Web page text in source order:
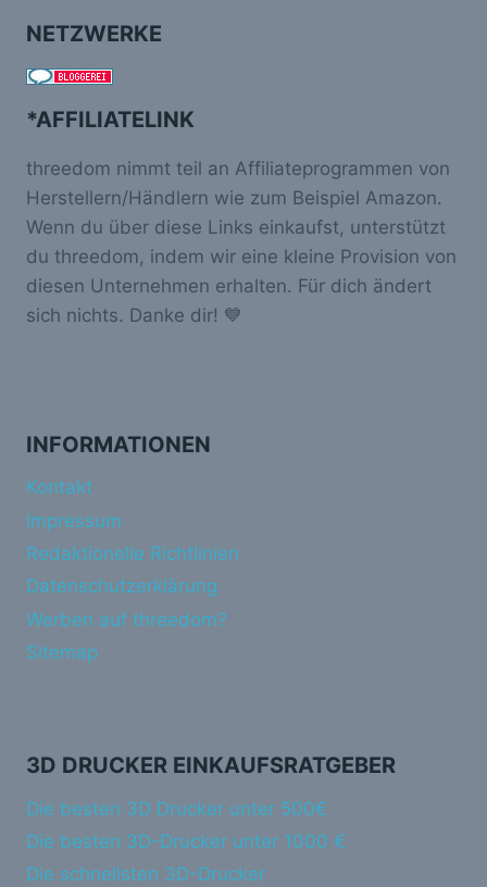
NETZWERKE
*AFFILIATELINK
threedom nimmt teil an Affiliateprogrammen von
Herstellern/Händlern wie zum Beispiel Amazon.
Wenn du über diese Links einkaufst, unterstützt
du threedom, indem wir eine kleine Provision von
diesen Unternehmen erhalten. Für dich ändert
sich nichts. Danke dir! 💙
INFORMATIONEN
Kontakt
Impressum
Redaktionelle Richtlinien
Datenschutzerklärung
Werben auf threedom?
Sitemap
3D DRUCKER EINKAUFSRATGEBER
Die besten 3D Drucker unter 500€
Die besten 3D-Drucker unter 1000 €
Die schnellsten 3D-Drucker